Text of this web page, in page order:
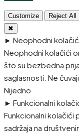
Customize Reject All
✖
► Neophodni
Neophodni kolačići
što su bezbedna
saglasnosti. Ne
Nijedno
► Funkcionalni
Funkcionalni kolačići
sadržaja na